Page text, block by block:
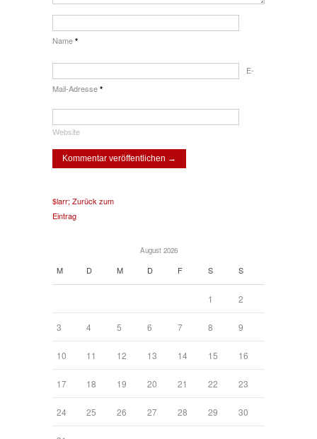
Name *
E-
Mail-Adresse *
Website
$larr; Zurück zum
Eintrag
August 2026
M D M D F S S
1 2
3 4 5 6 7 8 9
10 11 12 13 14 15 16
17 18 19 20 21 22 23
24 25 26 27 28 29 30